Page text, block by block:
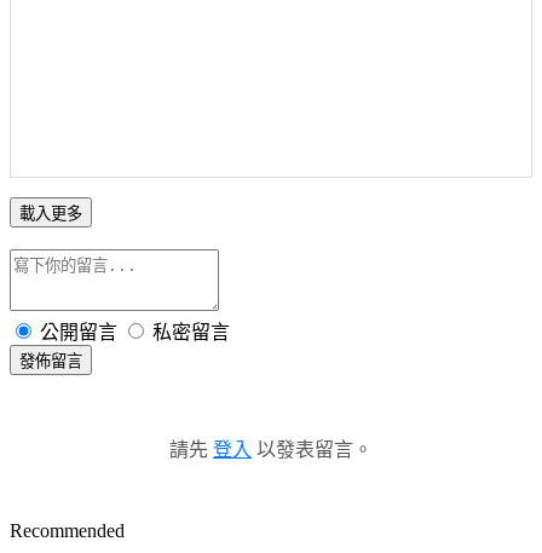
載入更多
公開留言 私密留言
發佈留言
請先 登入 以發表留言。
Recommended